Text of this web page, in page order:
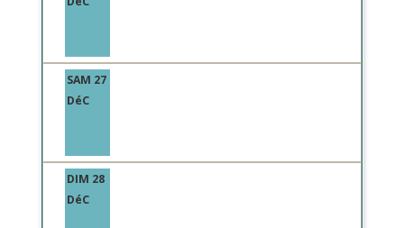
SAM 27
DéC
DIM 28
DéC